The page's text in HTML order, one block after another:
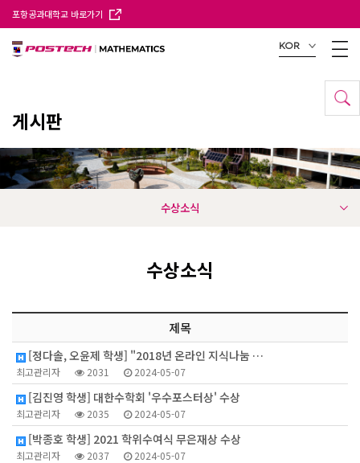
포항공과대학교 바로가기
KOR
게시판
수상소식
수상소식
제목
[정다솔, 오윤제 학생] "2018년 온라인 지식나눔 …
최고관리자 2031 2024-05-07
[김진영 학생] 대한수학회 '우수포스터상' 수상
최고관리자 2035 2024-05-07
[박종호 학생] 2021 학위수여식 무은재상 수상
최고관리자 2037 2024-05-07